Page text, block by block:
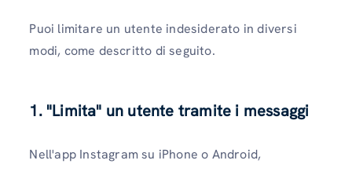
Puoi limitare un utente indesiderato in diversi
modi, come descritto di seguito.
1. "Limita" un utente tramite i messaggi
Nell'app Instagram su iPhone o Android,